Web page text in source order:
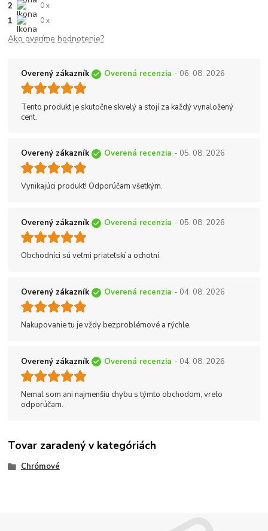
2 0 x
1 0 x
Ako overíme hodnotenie?
Overený zákazník Overená recenzia - 06. 08. 2026
Tento produkt je skutočne skvelý a stojí za každý vynaložený
cent.
Overený zákazník Overená recenzia - 05. 08. 2026
Vynikajúci produkt! Odporúčam všetkým.
Overený zákazník Overená recenzia - 05. 08. 2026
Obchodníci sú veľmi priateľskí a ochotní.
Overený zákazník Overená recenzia - 04. 08. 2026
Nakupovanie tu je vždy bezproblémové a rýchle.
Overený zákazník Overená recenzia - 04. 08. 2026
Nemal som ani najmenšiu chybu s týmto obchodom, vrelo
odporúčam.
Tovar zaradený v kategóriách
Chrómové